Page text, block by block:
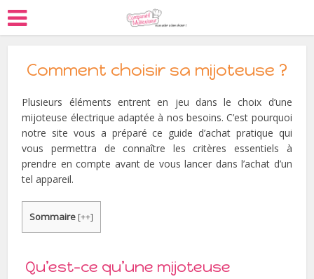
Comment choisir sa mijoteuse ?
Plusieurs éléments entrent en jeu dans le choix d’une
mijoteuse électrique adaptée à nos besoins. C’est pourquoi
notre site vous a préparé ce guide d’achat pratique qui
vous permettra de connaître les critères essentiels à
prendre en compte avant de vous lancer dans l’achat d’un
tel appareil.
Sommaire [++]
Qu’est-ce qu’une mijoteuse